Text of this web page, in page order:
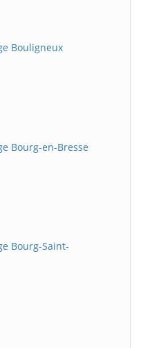
Bouligneux
Bourg-en-Bresse
Bourg-Saint-